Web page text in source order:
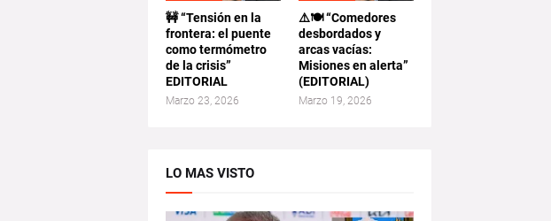
🚧 “Tensión en la
frontera: el puente
como termómetro
de la crisis”
EDITORIAL
Marzo 23, 2026
⚠️🍽️ “Comedores
desbordados y
arcas vacías:
Misiones en alerta”
(EDITORIAL)
Marzo 19, 2026
LO MAS VISTO